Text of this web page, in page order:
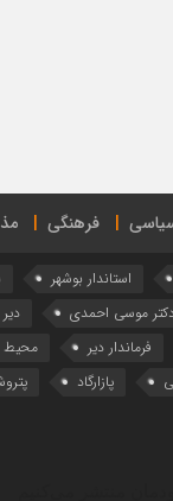
فرهنگی
استاندار بوشهر
موسی احمدی دیر
فرماندار دیر
پازارگاد